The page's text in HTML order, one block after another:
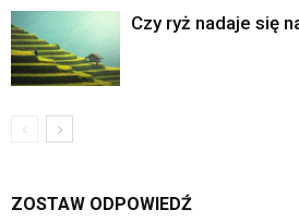
Czy ryż nadaje się
ZOSTAW ODPOWIEDŹ